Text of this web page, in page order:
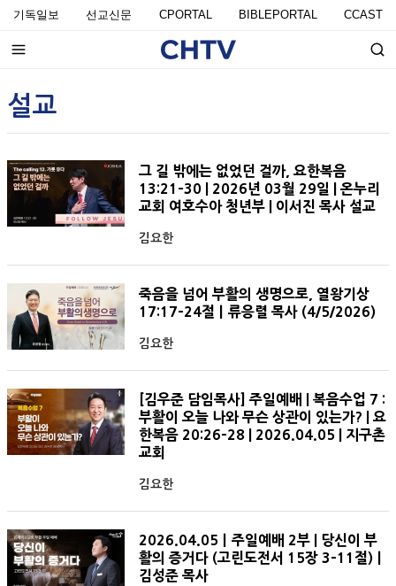
기독일보 선교신문 CPORTAL BIBLEPORTAL CCAST
설교
그 길 밖에는 없었던 걸까, 요한복음
13:21-30 | 2026년 03월 29일 | 온누리
교회 여호수아 청년부 | 이서진 목사 설교
김요한
죽음을 넘어 부활의 생명으로, 열왕기상
17:17-24절ㅣ류응렬 목사 (4/5/2026)
김요한
[김우준 담임목사] 주일예배 | 복음수업 7 :
부활이 오늘 나와 무슨 상관이 있는가? | 요
한복음 20:26-28 | 2026.04.05 | 지구촌
교회
김요한
2026.04.05ㅣ주일예배 2부 | 당신이 부
활의 증거다 (고린도전서 15장 3-11절)ㅣ
김성준 목사